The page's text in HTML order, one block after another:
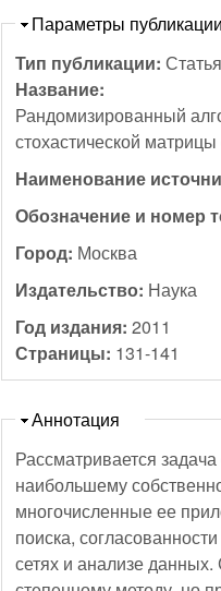
Скрыть
Параметры публикации
Тип публикации:
Название:
Рандомизированный
стохастической
Наименование
Обозначение и номер
Город: Москва
Издательство: Наука
Год издания:2011
Страницы: 131-141
Скрыть
Аннотация
Рассматривается
наибольшему
многочисленные ее
поиска,
сетях и анализе